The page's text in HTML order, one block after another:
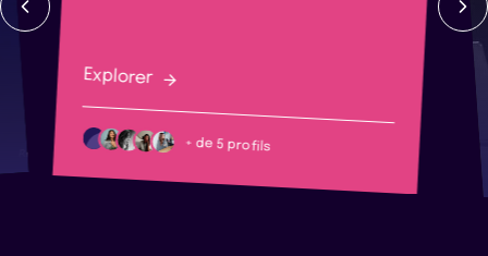
Explorer
+ de 5 profils